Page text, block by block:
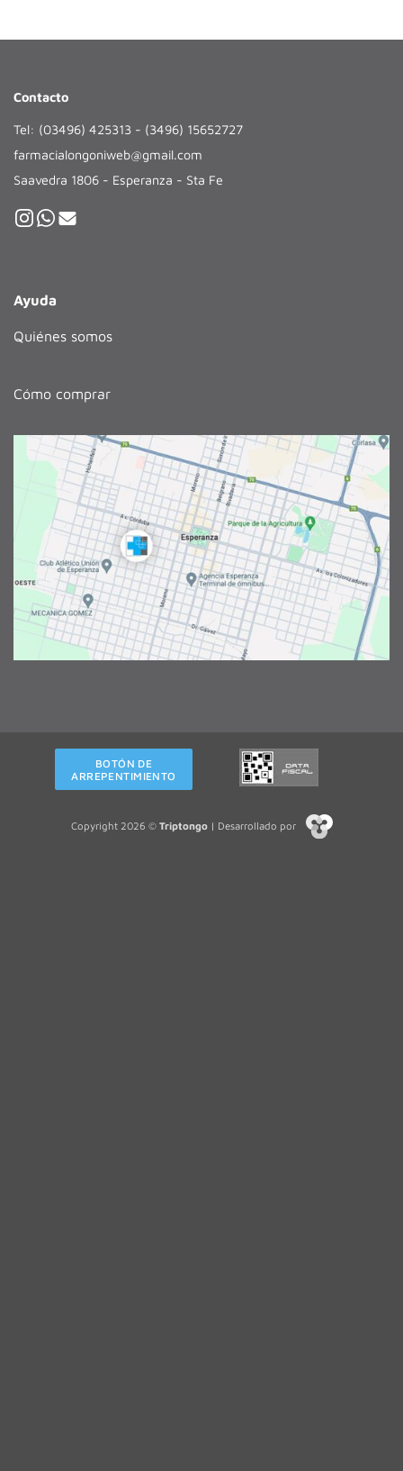
Contacto
Tel: (03496) 425313 - (3496) 15652727
farmacialongoniweb@gmail.com
Saavedra 1806 - Esperanza - Sta Fe
Ayuda
Quiénes somos
Cómo comprar
BOTÓN DE
ARREPENTIMIENTO
Copyright 2026 © Triptongo| Desarrollado por